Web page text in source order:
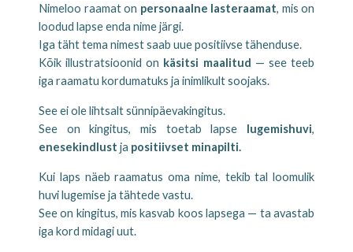
Nimeloo raamat on personaalne lasteraamat, mis on
loodud lapse enda nime järgi.
Iga täht tema nimest saab uue positiivse tähenduse.
Kõik illustratsioonid on käsitsi maalitud — see teeb
iga raamatu kordumatuks ja inimlikult soojaks.
See ei ole lihtsalt sünnipäevakingitus.
See on kingitus, mis toetab lapse lugemishuvi,
enesekindlust ja positiivset minapilti.
Kui laps näeb raamatus oma nime, tekib tal loomulik
huvi lugemise ja tähtede vastu.
See on kingitus, mis kasvab koos lapsega — ta avastab
iga kord midagi uut.